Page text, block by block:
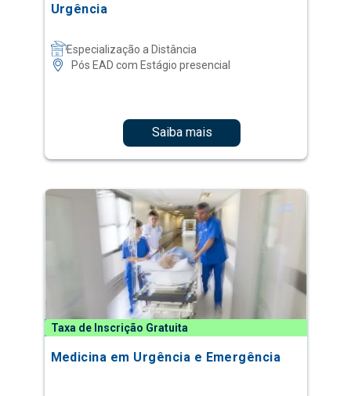
Urgência
Especialização a Distância
Pós EAD com Estágio presencial
Saiba mais
Taxa de Inscrição Gratuita
Medicina em Urgência e Emergência